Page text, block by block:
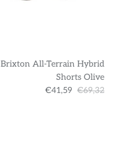
Brixton All-Terrain Hybrid
Shorts Olive
€41,59 €69,32